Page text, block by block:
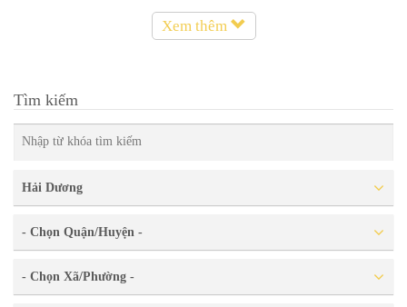
Xem thêm
Tìm kiếm
Hải Dương
- Chọn Quận/Huyện -
- Chọn Xã/Phường -